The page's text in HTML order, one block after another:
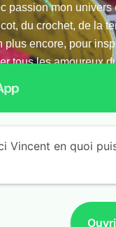
passion mon univers
du crochet, de la
plus encore, pour
tous les amoureux
D’HORUS| All
En continuant à
acceptez leur utilisation.
Vincent en quoi